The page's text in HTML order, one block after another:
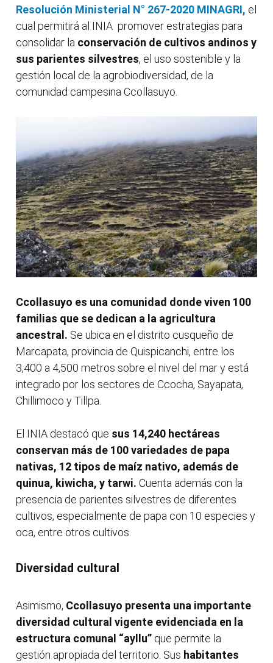
Resolución Ministerial N° 267-2020 MINAGRI, el
cual permitirá al INIA promover estrategias para
consolidar la conservación de cultivos andinos y
sus parientes silvestres, el uso sostenible y la
gestión local de la agrobiodiversidad, de la
comunidad campesina Ccollasuyo.
Ccollasuyo es una comunidad donde viven 100
familias que se dedican a la agricultura
ancestral. Se ubica en el distrito cusqueño de
Marcapata, provincia de Quispicanchi, entre los
3,400 a 4,500 metros sobre el nivel del mar y está
integrado por los sectores de Ccocha, Sayapata,
Chillimoco y Tillpa.
El INIA destacó que sus 14,240 hectáreas
conservan más de 100 variedades de papa
nativas, 12 tipos de maíz nativo, además de
quinua, kiwicha, y tarwi. Cuenta además con la
presencia de parientes silvestres de diferentes
cultivos, especialmente de papa con 10 especies y
oca, entre otros cultivos.
Diversidad cultural
Asimismo, Ccollasuyo presenta una importante
diversidad cultural vigente evidenciada en la
estructura comunal “ayllu” que permite la
gestión apropiada del territorio. Sus habitantes